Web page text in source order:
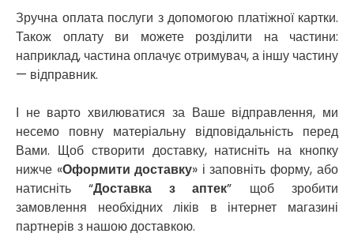
Зручна оплата послуги з допомогою платіжної картки.
Також оплату ви можете розділити на частини:
наприклад, частина оплачує отримувач, а іншу частину
— відправник.
І не варто хвилюватися за Ваше відправлення, ми
несемо повну матеріальну відповідальність перед
Вами. Щоб створити доставку, натисніть на кнопку
нижче «Оформити доставку» і заповніть форму, або
натисніть “Доставка з аптек” щоб зробити
замовлення необхідних ліків в інтернет магазині
партнерів з нашою доставкою.
Петропавлівська Борщагівка
Підгородне
Погреби
Покров
Прилуки
Путивль
П’ятихатки
Роздільна
Рені
Решетилівка
Ромни